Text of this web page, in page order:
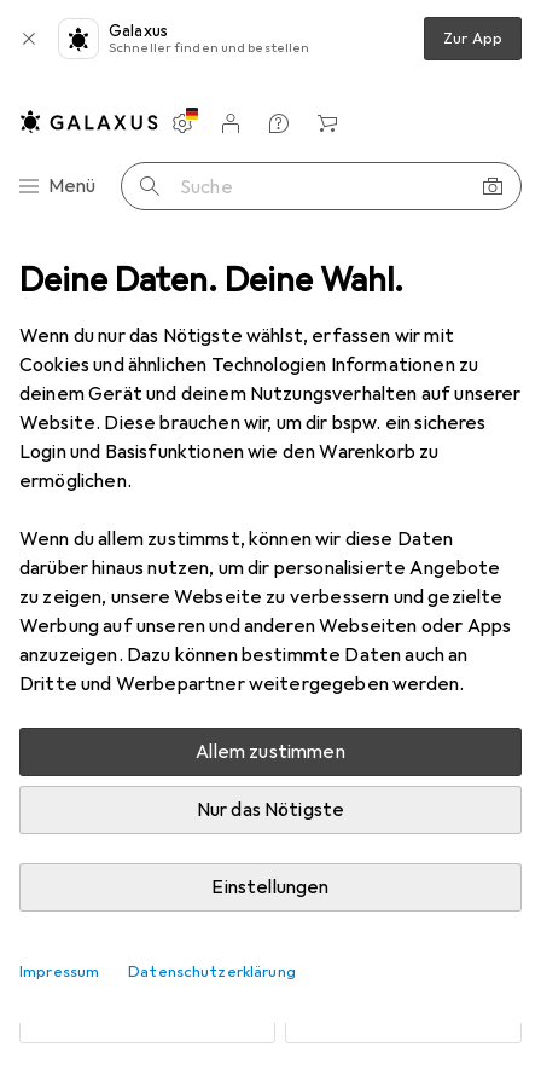
Deine Daten. Deine Wahl.
Wenn du nur das Nötigste wählst, erfassen wir mit
Cookies und ähnlichen Technologien Informationen zu
deinem Gerät und deinem Nutzungsverhalten auf unserer
Website. Diese brauchen wir, um dir bspw. ein sicheres
Login und Basisfunktionen wie den Warenkorb zu
ermöglichen.
Wenn du allem zustimmst, können wir diese Daten
darüber hinaus nutzen, um dir personalisierte Angebote
zu zeigen, unsere Webseite zu verbessern und gezielte
Werbung auf unseren und anderen Webseiten oder Apps
anzuzeigen. Dazu können bestimmte Daten auch an
Dritte und Werbepartner weitergegeben werden.
Allem zustimmen
Nur das Nötigste
Einstellungen
Impressum Datenschutzerklärung
Galaxus
Schneller finden und bestellen Zur App
Navigation nach Kategorien
Menü Suche
Einstellungen
Kundenkonto
Vergleichslisten
Merklisten
Warenkorb
Kabelleitung Lapp ÖLFLEX 135 CH Steuerleitung
2 Bilder
Lapp ÖLFLEX 135 CH Steuerleitung
100 m
Bewertungen
Aktuell nicht lieferbar
Benachrichtigen, wenn lieferbar
Vergleichen Merken
Kostenloser Versand ab 30,– i
0.50 mm²